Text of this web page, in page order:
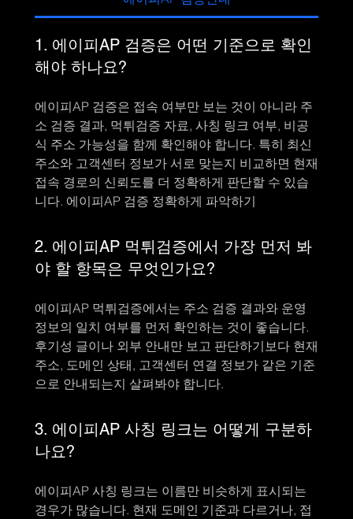
1. 에이피AP 검증은 어떤 기준으로 확인
해야 하나요?
에이피AP 검증은 접속 여부만 보는 것이 아니라 주
소 검증 결과, 먹튀검증 자료, 사칭 링크 여부, 비공
식 주소 가능성을 함께 확인해야 합니다. 특히 최신
주소와 고객센터 정보가 서로 맞는지 비교하면 현재
접속 경로의 신뢰도를 더 정확하게 판단할 수 있습
니다. 에이피AP 검증 정확하게 파악하기
2. 에이피AP 먹튀검증에서 가장 먼저 봐
야 할 항목은 무엇인가요?
에이피AP 먹튀검증에서는 주소 검증 결과와 운영
정보의 일치 여부를 먼저 확인하는 것이 좋습니다.
후기성 글이나 외부 안내만 보고 판단하기보다 현재
주소, 도메인 상태, 고객센터 연결 정보가 같은 기준
으로 안내되는지 살펴봐야 합니다.
3. 에이피AP 사칭 링크는 어떻게 구분하
나요?
에이피AP 사칭 링크는 이름만 비슷하게 표시되는
경우가 많습니다. 현재 도메인 기준과 다르거나, 접